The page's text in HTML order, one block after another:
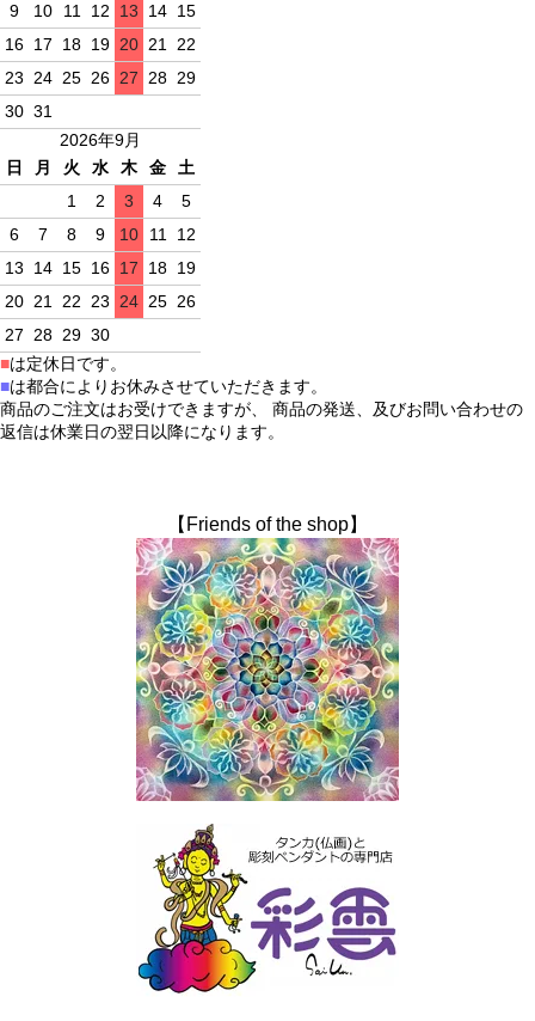
9
10 11 12 13 14 15
16 17 18 19 20 21 22
23 24 25 26 27 28 29
30 31
2026年9月
日
月 火 水 木 金
土
1
2 3 4
5
6
7 8 9 10 11 12
13
14 15 16 17 18 19
20 21 22 23 24 25 26
27 28 29 30
■は定休日です。
■は都合によりお休みさせていただきます。
商品のご注文はお受けできますが、 商品の発送、及びお問い合わせの
返信は休業日の翌日以降になります。
【Friends of the shop】